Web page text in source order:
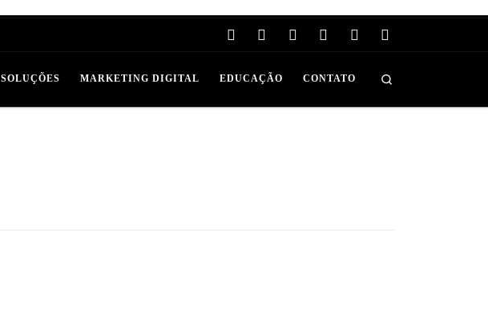
SOLUÇÕES MARKETING DIGITAL EDUCAÇÃO CONTATO